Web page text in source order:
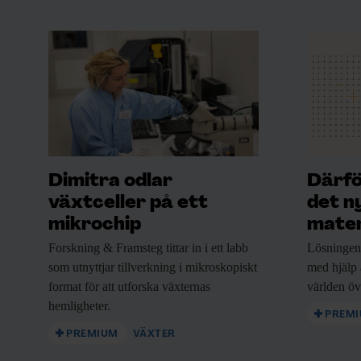
Beställ i dag!
Kan fungera i liten skala
Forskare söker nya effektivare sätt att
är professor i molekylär biomimetik vid
med målet att bilda ammoniak av vatten
förnyelsebar energi.
– En stor fördel med en sådan process är
bonde skulle kunna producera sin egen
Dimitra odlar
växtceller på ett
mikrochip
Forskning & Framsteg tittar in i ett labb
som utnyttjar tillverkning i mikroskopiskt
format för att utforska växternas
hemligheter.
PREMIUM VÄXTER
det
med hjälp
världen